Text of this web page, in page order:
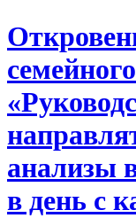
анализы
в день с